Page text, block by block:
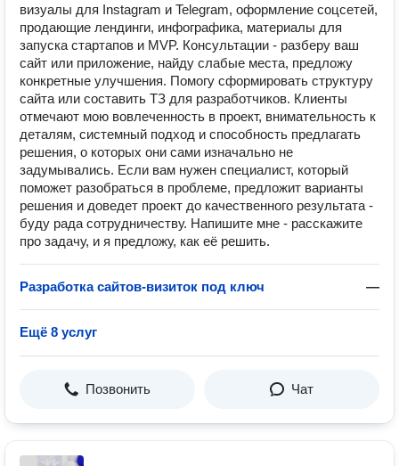
визуалы для Instagram и Telegram, оформление соцсетей,
продающие лендинги, инфографика, материалы для
запуска стартапов и MVP. Консультации - разберу ваш
сайт или приложение, найду слабые места, предложу
конкретные улучшения. Помогу сформировать структуру
сайта или составить ТЗ для разработчиков. Клиенты
отмечают мою вовлеченность в проект, внимательность к
деталям, системный подход и способность предлагать
решения, о которых они сами изначально не
задумывались. Если вам нужен специалист, который
поможет разобраться в проблеме, предложит варианты
решения и доведет проект до качественного результата -
буду рада сотрудничеству. Напишите мне - расскажите
про задачу, и я предложу, как её решить.
Разработка сайтов-визиток под ключ —
Ещё 8 услуг
Позвонить Чат